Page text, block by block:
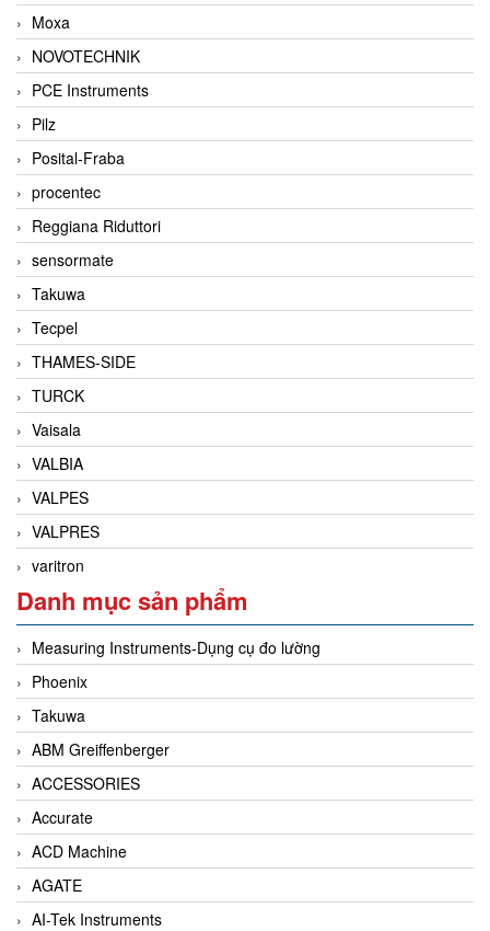
Moxa
NOVOTECHNIK
PCE Instruments
Pilz
Posital-Fraba
procentec
Reggiana Riduttori
sensormate
Takuwa
Tecpel
THAMES-SIDE
TURCK
Vaisala
VALBIA
VALPES
VALPRES
varitron
Danh mục sản phẩm
Measuring Instruments-Dụng cụ đo lường
Phoenix
Takuwa
ABM Greiffenberger
ACCESSORIES
Accurate
ACD Machine
AGATE
AI-Tek Instruments